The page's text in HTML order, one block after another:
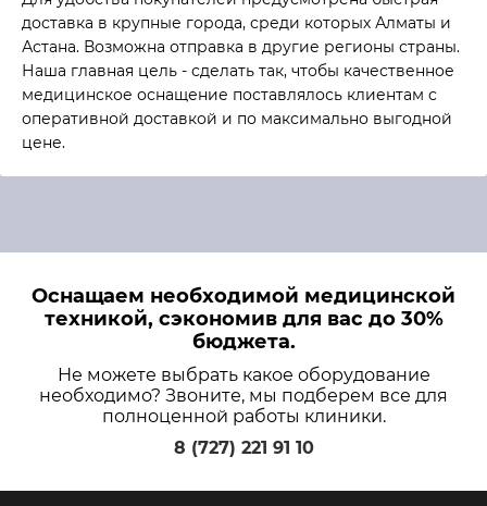
доставка в крупные города, среди которых Алматы и
Астана. Возможна отправка в другие регионы страны.
Наша главная цель - сделать так, чтобы качественное
медицинское оснащение поставлялось клиентам с
оперативной доставкой и по максимально выгодной
цене.
Оснащаем необходимой медицинской
техникой, сэкономив для вас до 30%
бюджета.
Не можете выбрать какое оборудование
необходимо? Звоните, мы подберем все для
полноценной работы клиники.
8 (727) 221 91 10